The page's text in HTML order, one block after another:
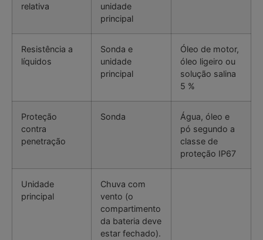
relativa
unidade
principal
Resistência a
líquidos
Sonda e
unidade
principal
Óleo de motor,
óleo ligeiro ou
solução salina
5 %
Proteção
contra
penetração
Sonda
Água, óleo e
pó segundo a
classe de
proteção IP67
Unidade
principal
Chuva com
vento (o
compartimento
da bateria deve
estar fechado).